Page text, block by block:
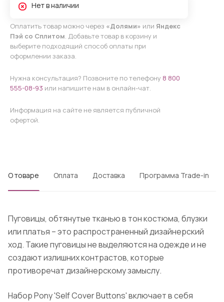
Нет в наличии
Оплатить товар можно через «Долями» или Яндекс
Пэй со Сплитом. Добавьте товар в корзину и
выберите подходящий способ оплаты при
оформлении заказа.
Нужна консультация? Позвоните по телефону 8 800
555-08-93 или напишите нам в онлайн-чат.
Информация на сайте не является публичной
офертой.
О товаре Оплата Доставка Программа Trade-in
Пуговицы, обтянутые тканью в тон костюма, блузки
или платья – это распространенный дизайнерский
ход. Такие пуговицы не выделяются на одежде и не
создают излишних контрастов, которые
противоречат дизайнерскому замыслу.
Набор Pony 'Self Cover Buttons' включает в себя